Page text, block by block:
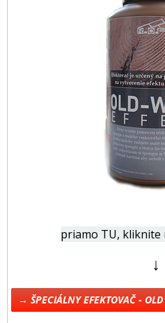
priamo TU, kliknite
↓
→ ŠPECIÁLNY EFEKTOVAČ -